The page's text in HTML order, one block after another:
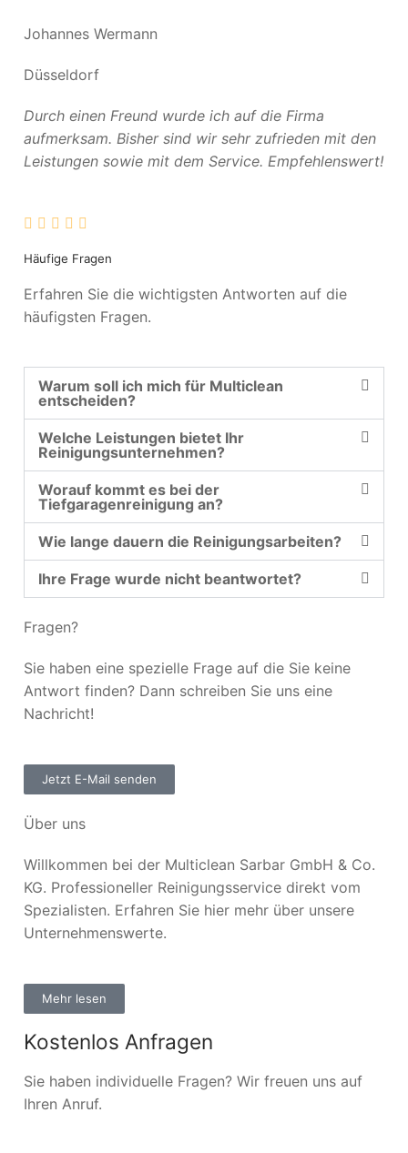
Johannes Wermann
Düsseldorf
Durch einen Freund wurde ich auf die Firma
aufmerksam. Bisher sind wir sehr zufrieden mit den
Leistungen sowie mit dem Service. Empfehlenswert!
Häufige Fragen
Erfahren Sie die wichtigsten Antworten auf die
häufigsten Fragen.
Warum soll ich mich für Multiclean
entscheiden?
Welche Leistungen bietet Ihr
Reinigungsunternehmen?
Worauf kommt es bei der
Tiefgaragenreinigung an?
Wie lange dauern die Reinigungsarbeiten?
Ihre Frage wurde nicht beantwortet?
Fragen?
Sie haben eine spezielle Frage auf die Sie keine
Antwort finden? Dann schreiben Sie uns eine
Nachricht!
Jetzt E-Mail senden
Über uns
Willkommen bei der Multiclean Sarbar GmbH & Co.
KG. Professioneller Reinigungsservice direkt vom
Spezialisten. Erfahren Sie hier mehr über unsere
Unternehmenswerte.
Mehr lesen
Kostenlos Anfragen
Sie haben individuelle Fragen? Wir freuen uns auf
Ihren Anruf.